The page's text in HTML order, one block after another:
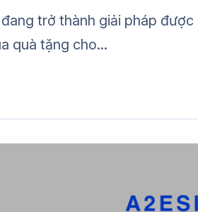
trở thành giải pháp
quà tặng cho...